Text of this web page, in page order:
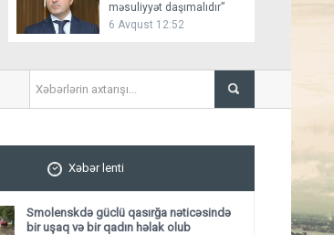
məsuliyyət daşımalıdır”
6 Avqust 12:52
İmişlidə uşaq velosepedlə
Xəbər lenti
Smolenskdə güclü qasırğa nəticəsində
bir uşaq və bir qadın həlak olub